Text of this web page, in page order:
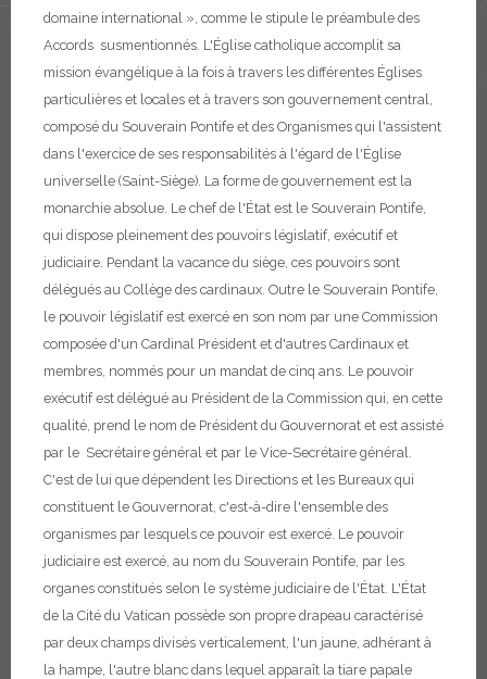
domaine international », comme le stipule le préambule des
Accords susmentionnés. L'Église catholique accomplit sa
mission évangélique à la fois à travers les différentes Églises
particulières et locales et à travers son gouvernement central,
composé du Souverain Pontife et des Organismes qui l'assistent
dans l'exercice de ses responsabilités à l'égard de l'Église
universelle (Saint-Siège). La forme de gouvernement est la
monarchie absolue. Le chef de l'État est le Souverain Pontife,
qui dispose pleinement des pouvoirs législatif, exécutif et
judiciaire. Pendant la vacance du siège, ces pouvoirs sont
délégués au Collège des cardinaux. Outre le Souverain Pontife,
le pouvoir législatif est exercé en son nom par une Commission
composée d'un Cardinal Président et d'autres Cardinaux et
membres, nommés pour un mandat de cinq ans. Le pouvoir
exécutif est délégué au Président de la Commission qui, en cette
qualité, prend le nom de Président du Gouvernorat et est assisté
par le Secrétaire général et par le Vice-Secrétaire général.
C'est de lui que dépendent les Directions et les Bureaux qui
constituent le Gouvernorat, c'est-à-dire l'ensemble des
organismes par lesquels ce pouvoir est exercé. Le pouvoir
judiciaire est exercé, au nom du Souverain Pontife, par les
organes constitués selon le système judiciaire de l'État. L'État
de la Cité du Vatican possède son propre drapeau caractérisé
par deux champs divisés verticalement, l'un jaune, adhérant à
la hampe, l'autre blanc dans lequel apparaît la tiare papale